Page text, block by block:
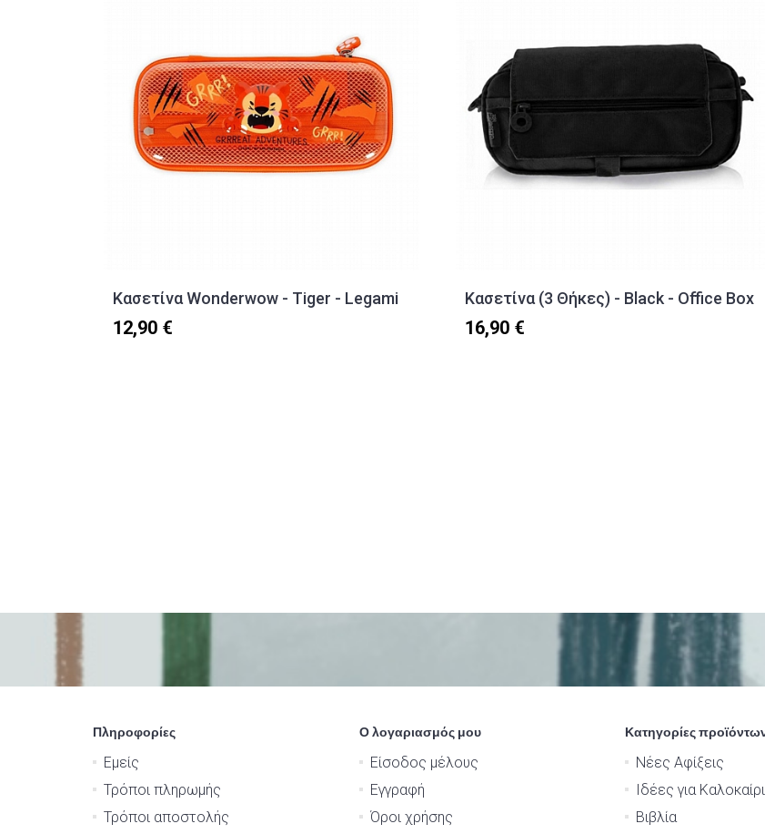
Κασετίνα Wonderwow - Tiger - Legami
12,90 €
Κασετίνα (3 Θήκες) - Black - Office Box
16,90 €
Πληροφορίες
Εμείς
Τρόποι πληρωμής
Τρόποι αποστολής
Ο λογαριασμός μου
Είσοδος μέλους
Εγγραφή
Όροι χρήσης
Κατηγορίες
Νέες Αφίξεις
Ιδέες για Καλοκαίρι
Βιβλία